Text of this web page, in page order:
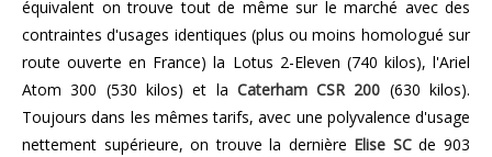
équivalent on trouve tout de même sur le marché avec des
contraintes d'usages identiques (plus ou moins homologué sur
route ouverte en France) la Lotus 2-Eleven (740 kilos), l'Ariel
Atom 300 (530 kilos) et la Caterham CSR 200 (630 kilos).
Toujours dans les mêmes tarifs, avec une polyvalence d'usage
nettement supérieure, on trouve la dernière Elise SCde 903